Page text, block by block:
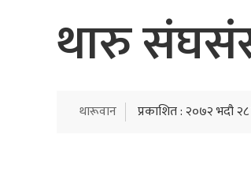
थारु
थारूवान प्रकाशित : २०७२ भदौ